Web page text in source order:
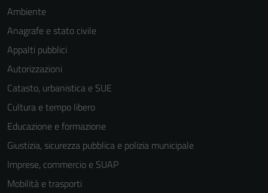
Ambiente
Anagrafe e stato civile
Appalti pubblici
Autorizzazioni
Catasto, urbanistica e SUE
Cultura e tempo libero
Educazione e formazione
Giustizia, sicurezza pubblica e polizia municipale
Imprese, commercio e SUAP
Mobilità e trasporti